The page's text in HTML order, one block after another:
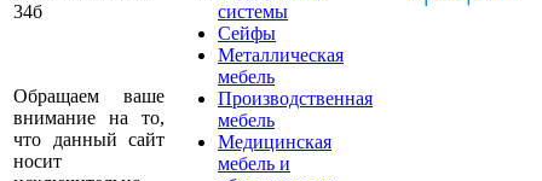
34б
Обращаем ваше
внимание на то,
что данный сайт
носит
системы
Сейфы
Металлическая
мебель
Производственная
мебель
Медицинская
мебель и